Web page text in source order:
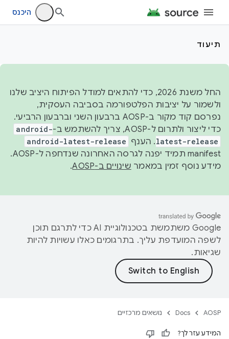
היכנס
תיעוד
החל משנת 2026, כדי להתאים למודל הפיתוח היציב שלנו
ולשמור על יציבות הפלטפורמה בסביבה העסקית,
נפרסם קוד מקור ב-AOSP ברבעון השני וברבעון הרביעי.
כדי ליצור ולתרום ל-AOSP, צריך להשתמש ב-
android-
latest-release. הענף android-latest-release
manifest תמיד יפנה לגרסה האחרונה שנדחפה ל-AOSP.
מידע נוסף זמין במאמר שינויים ב-AOSP .
‫Google משתמשת בטכנולוגיית AI כדי לתרגם תוכן
לשפה המועדפת עליך. בתרגומים כאלו עשויות להיות
שגיאות.
AOSP
Docs נושאים מרכזיים
המידע עזר לך?